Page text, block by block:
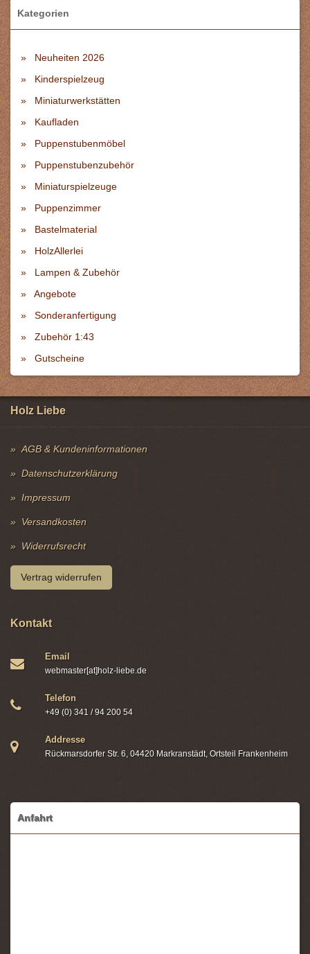
Kategorien
Neuheiten 2026
Kinderspielzeug
Miniaturwerkstätten
Kaufladen
Puppenstubenmöbel
Puppenstubenzubehör
Miniaturspielzeuge
Puppenzimmer
Bastelmaterial
HolzAllerlei
Lampen & Zubehör
Angebote
Sonderanfertigung
Zubehör 1:43
Gutscheine
Holz Liebe
AGB & Kundeninformationen
Datenschutzerklärung
Impressum
Versandkosten
Widerrufsrecht
Vertrag widerrufen
Kontakt
Email
webmaster[at]holz-liebe.de
Telefon
+49 (0) 341 / 94 200 54
Addresse
Rückmarsdorfer Str. 6, 04420 Markranstädt, Ortsteil Frankenheim
Anfahrt